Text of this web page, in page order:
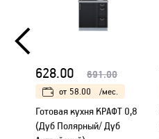
628.00 691.00
от 58.00 /мес.
Готовая кухня КРАФТ 0,8
(Дуб Полярный/ Дуб